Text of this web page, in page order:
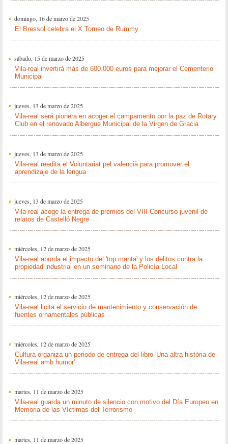
domingo, 16 de marzo de 2025
El Bressol celebra el X Torneo de Rummy
sábado, 15 de marzo de 2025
Vila-real invertirá más de 600.000 euros para mejorar el Cementerio
Municipal
jueves, 13 de marzo de 2025
Vila-real será pionera en acoger el campamento por la paz de Rotary
Club en el renovado Albergue Municipal de la Virgen de Gracia
jueves, 13 de marzo de 2025
Vila-real reedita el Voluntariat pel valencià para promover el
aprendizaje de la lengua
jueves, 13 de marzo de 2025
Vila-real acoge la entrega de premios del VIII Concurso juvenil de
relatos de Castelló Negre
miércoles, 12 de marzo de 2025
Vila-real aborda el impacto del 'top manta' y los delitos contra la
propiedad industrial en un seminario de la Policía Local
miércoles, 12 de marzo de 2025
Vila-real licita el servicio de mantenimiento y conservación de
fuentes ornamentales públicas
miércoles, 12 de marzo de 2025
Cultura organiza un periodo de entrega del libro 'Una altra història de
Vila-real amb humor'
martes, 11 de marzo de 2025
Vila-real guarda un minuto de silencio con motivo del Día Europeo en
Memoria de las Víctimas del Terrorismo
martes, 11 de marzo de 2025